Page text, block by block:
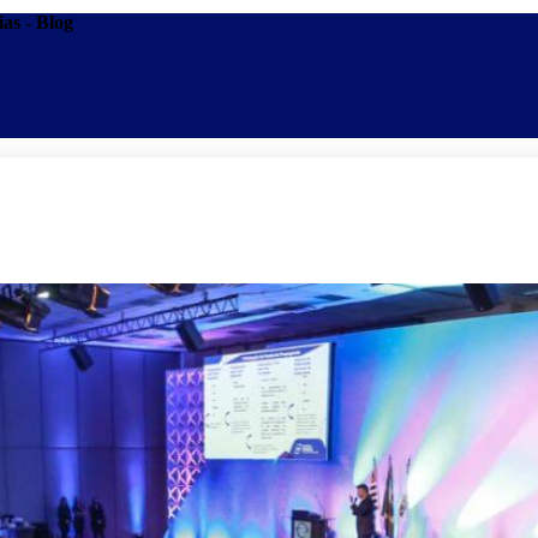
- Blog
Promoções Escolas